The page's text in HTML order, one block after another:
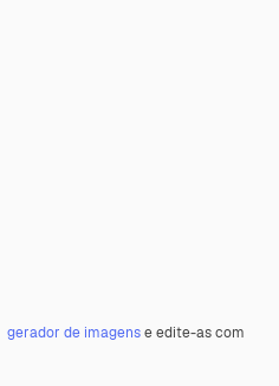
gerador de imagense edite-as com